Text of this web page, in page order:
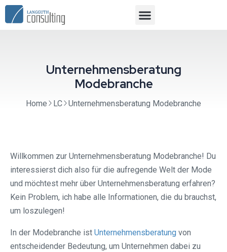
Unternehmensberatung
Modebranche
Home LC Unternehmensberatung Modebranche
Willkommen zur Unternehmensberatung Modebranche! Du
interessierst dich also für die aufregende Welt der Mode
und möchtest mehr über Unternehmensberatung erfahren?
Kein Problem, ich habe alle Informationen, die du brauchst,
um loszulegen!
In der Modebranche ist Unternehmensberatung von
entscheidender Bedeutung, um Unternehmen dabei zu